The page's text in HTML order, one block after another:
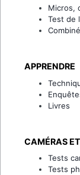
Micros,
Test de
APPRENDRE
Livres
CAMÉRAS
Tests
Tests